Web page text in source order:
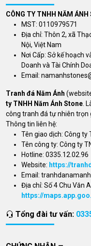
CÔNG TY TNHH NĂM ÁNH
MST: 0110979571
Địa chỉ: Thôn 2, xã
Nội, Việt Nam
Nơi Cấp: Sở kế hoạch
Doanh và Tài Chính
Email:
Tranh đá Năm Ánh
ty TNHH Năm Ánh Stone .
công tranh đá tự nhiên trọn
Thông tin liên hệ:
Tên giao dịch: Công ty
Tên công ty: Công ty
Hotline: 0335.12.02.96
Website: https://
Email:
Địa chỉ: Số 4 Chu Văn
https://
Tổng đài tư vấn: